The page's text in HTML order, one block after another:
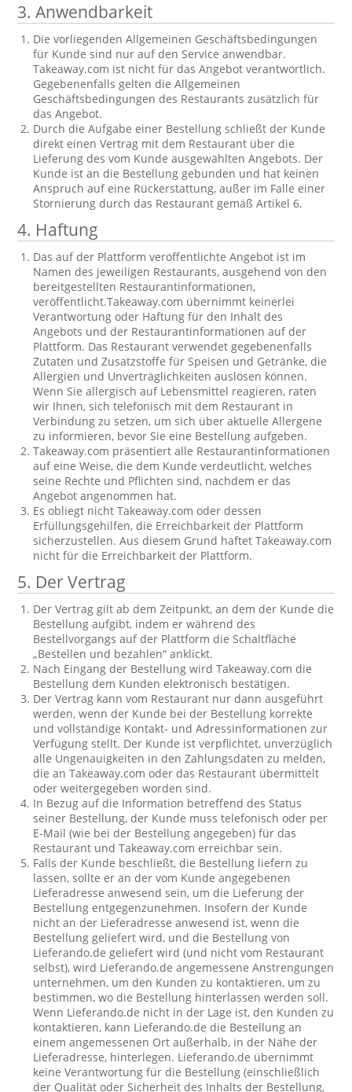
3. Anwendbarkeit
Die vorliegenden Allgemeinen Geschäftsbedingungen
für Kunde sind nur auf den Service anwendbar.
Takeaway.com ist nicht für das Angebot verantwortlich.
Gegebenenfalls gelten die Allgemeinen
Geschäftsbedingungen des Restaurants zusätzlich für
das Angebot.
Durch die Aufgabe einer Bestellung schließt der Kunde
direkt einen Vertrag mit dem Restaurant über die
Lieferung des vom Kunde ausgewählten Angebots. Der
Kunde ist an die Bestellung gebunden und hat keinen
Anspruch auf eine Rückerstattung, außer im Falle einer
Stornierung durch das Restaurant gemäß Artikel 6.
4. Haftung
Das auf der Plattform veröffentlichte Angebot ist im
Namen des jeweiligen Restaurants, ausgehend von den
bereitgestellten Restaurantinformationen,
veröffentlicht.Takeaway.com übernimmt keinerlei
Verantwortung oder Haftung für den Inhalt des
Angebots und der Restaurantinformationen auf der
Plattform. Das Restaurant verwendet gegebenenfalls
Zutaten und Zusatzstoffe für Speisen und Getränke, die
Allergien und Unverträglichkeiten auslösen können.
Wenn Sie allergisch auf Lebensmittel reagieren, raten
wir Ihnen, sich telefonisch mit dem Restaurant in
Verbindung zu setzen, um sich über aktuelle Allergene
zu informieren, bevor Sie eine Bestellung aufgeben.
Takeaway.com präsentiert alle Restaurantinformationen
auf eine Weise, die dem Kunde verdeutlicht, welches
seine Rechte und Pflichten sind, nachdem er das
Angebot angenommen hat.
Es obliegt nicht Takeaway.com oder dessen
Erfüllungsgehilfen, die Erreichbarkeit der Plattform
sicherzustellen. Aus diesem Grund haftet Takeaway.com
nicht für die Erreichbarkeit der Plattform.
5. Der Vertrag
Der Vertrag gilt ab dem Zeitpunkt, an dem der Kunde die
Bestellung aufgibt, indem er während des
Bestellvorgangs auf der Plattform die Schaltfläche
„Bestellen und bezahlen“ anklickt.
Nach Eingang der Bestellung wird Takeaway.com die
Bestellung dem Kunden elektronisch bestätigen.
Der Vertrag kann vom Restaurant nur dann ausgeführt
werden, wenn der Kunde bei der Bestellung korrekte
und vollständige Kontakt- und Adressinformationen zur
Verfügung stellt. Der Kunde ist verpflichtet, unverzüglich
alle Ungenauigkeiten in den Zahlungsdaten zu melden,
die an Takeaway.com oder das Restaurant übermittelt
oder weitergegeben worden sind.
In Bezug auf die Information betreffend des Status
seiner Bestellung, der Kunde muss telefonisch oder per
E-Mail (wie bei der Bestellung angegeben) für das
Restaurant und Takeaway.com erreichbar sein.
Falls der Kunde beschließt, die Bestellung liefern zu
lassen, sollte er an der vom Kunde angegebenen
Lieferadresse anwesend sein, um die Lieferung der
Bestellung entgegenzunehmen. Insofern der Kunde
nicht an der Lieferadresse anwesend ist, wenn die
Bestellung geliefert wird, und die Bestellung von
Lieferando.de geliefert wird (und nicht vom Restaurant
selbst), wird Lieferando.de angemessene Anstrengungen
unternehmen, um den Kunden zu kontaktieren, um zu
bestimmen, wo die Bestellung hinterlassen werden soll.
Wenn Lieferando.de nicht in der Lage ist, den Kunden zu
kontaktieren, kann Lieferando.de die Bestellung an
einem angemessenen Ort außerhalb, in der Nähe der
Lieferadresse, hinterlegen. Lieferando.de übernimmt
keine Verantwortung für die Bestellung (einschließlich
der Qualität oder Sicherheit des Inhalts der Bestellung,